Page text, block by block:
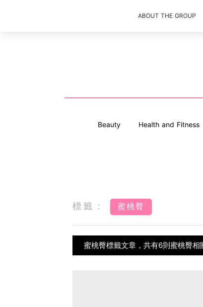
ABOUT THE GROUP
Beauty Health and Fitness
標籤： 蜜桃臀
蜜桃臀標籤文章，共有6則蜜桃臀相